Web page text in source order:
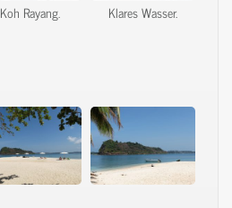
Koh Rayang. Klares Wasser.